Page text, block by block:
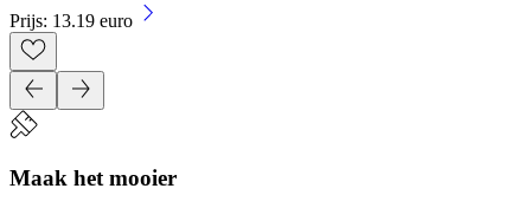
Prijs: 13.19 euro
Maak het mooier